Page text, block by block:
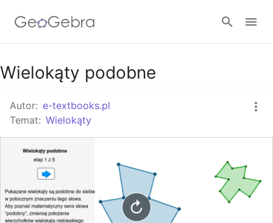
Google Classroom
GeoGebra Classroom
Wielokąty podobne
Autor: e-textbooks.pl
Temat: Wielokąty